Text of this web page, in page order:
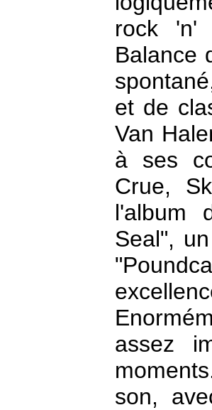
rock 'n'
Balance
et de
Van
à ses
Crue,
l'album
Seal",
assez
son,